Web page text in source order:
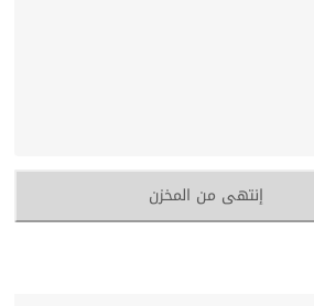
إنتهى من المخزن